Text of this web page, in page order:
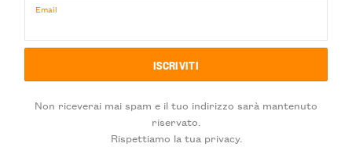
Email
Non riceverai mai spam e il tuo indirizzo sarà mantenuto
riservato.
Rispettiamo la tua privacy.